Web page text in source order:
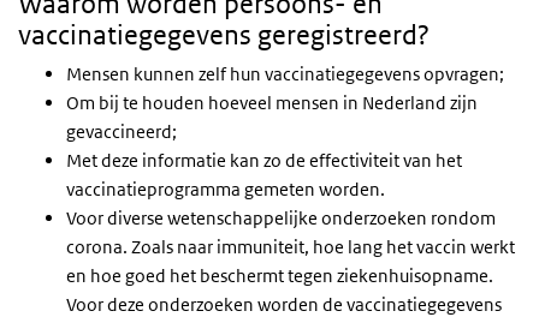
vaccinatiegegevens geregistreerd?
Mensen kunnen zelf hun vaccinatiegegevens opvragen;
Om bij te houden hoeveel mensen in Nederland zijn
gevaccineerd;
Met deze informatie kan zo de effectiviteit van het
vaccinatieprogramma gemeten worden.
Voor diverse wetenschappelijke onderzoeken rondom
corona. Zoals naar immuniteit, hoe lang het vaccin werkt
en hoe goed het beschermt tegen ziekenhuisopname.
Voor deze onderzoeken worden de vaccinatiegegevens